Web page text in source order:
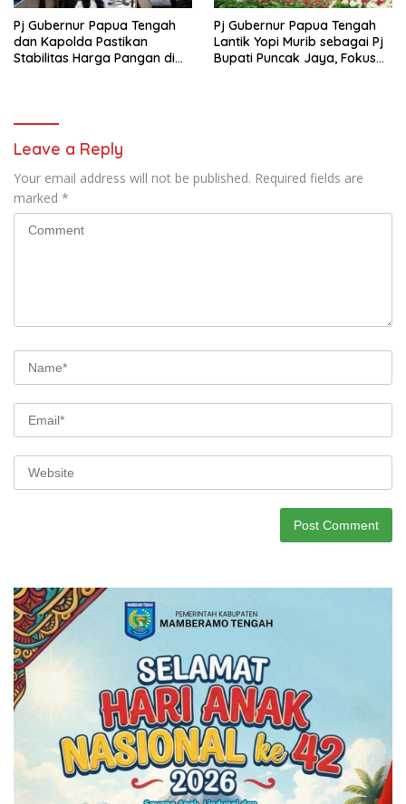
Pj Gubernur Papua Tengah
dan Kapolda Pastikan
Stabilitas Harga Pangan di
Pj Gubernur Papua Tengah
Lantik Yopi Murib sebagai Pj
Bupati Puncak Jaya, Fokus
Leave a Reply
Your email address will not be published. Required fields are
marked *